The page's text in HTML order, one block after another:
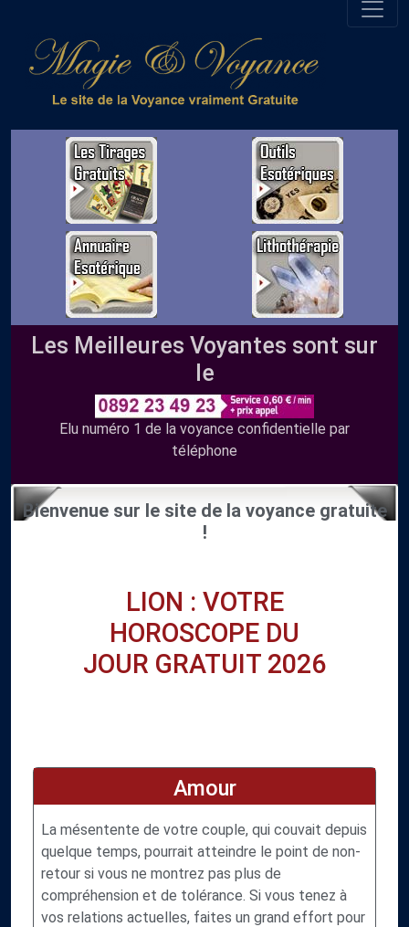
Les Meilleures Voyantes sont sur
le
Elu numéro 1 de la voyance confidentielle par
téléphone
Bienvenue sur le site de la voyance gratuite
!
LION : VOTRE
HOROSCOPE DU
JOUR GRATUIT 2026
Amour
La mésentente de votre couple, qui couvait depuis
quelque temps, pourrait atteindre le point de non-
retour si vous ne montrez pas plus de
compréhension et de tolérance. Si vous tenez à
vos relations actuelles, faites un grand effort pour